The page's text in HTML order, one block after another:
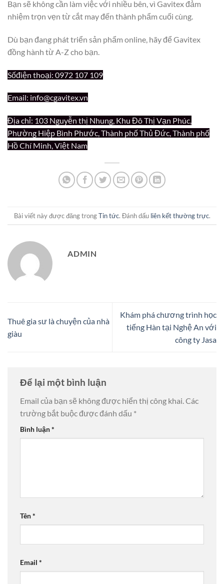
Bạn sẽ không cần làm việc với nhiều bên, vì Gavitex đảm
nhiệm trọn vẹn từ cắt may đến thành phẩm cuối cùng.
Dù bạn đang phát triển sản phẩm online, hãy để Gavitex
đồng hành từ A-Z cho bạn.
Sốđiện thoại: 0972 107 109
Email: info@cgavitex.vn
Địa chỉ: 103 Nguyễn thị Nhung, Khu Đô Thị Vạn Phúc,
Phường Hiệp Bình Phước, Thành phố Thủ Đức, Thành phố
Hồ Chí Minh, Việt Nam
Bài viết này được đăng trongTin tức. Đánh dấu liên kết thường trực.
ADMIN
Thuê gia sư là chuyện của nhà
giàu
Khám phá chương trình học
tiếng Hàn tại Nghệ An với
công ty Jasa
Để lại một bình luận
Email của bạn sẽ không được hiển thị công khai.Các
trường bắt buộc được đánh dấu *
Bình luận*
Tên*
Email *